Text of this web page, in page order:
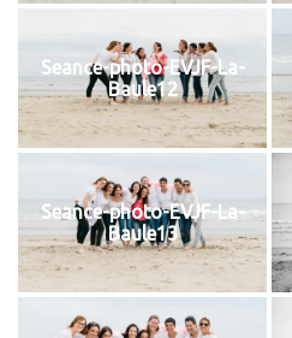
Seance-photo-EVJF-La-
Baule12
Seance-photo-EVJF-La-
Baule13